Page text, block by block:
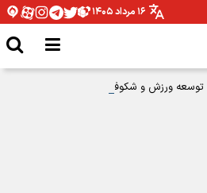
۱۶ مرداد ۱۴۰۵
ورزش و شکوفایی استعدادهای جوانان